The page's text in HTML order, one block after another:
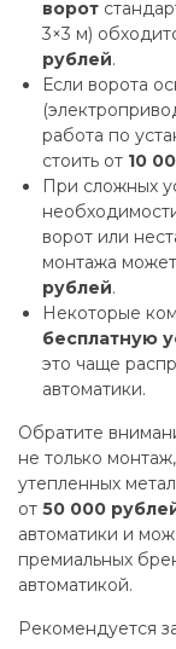
ворот
3×3 м)
рублей.
Если ворота
работа по
стоить от 10
При сложных
ворот или
монтажа
рублей.
Некоторые
бесплатную
это чаще
автоматики.
Обратите
не только
утепленных
от 50 000
автоматики и
премиальных
автоматикой.
Рекомендуется